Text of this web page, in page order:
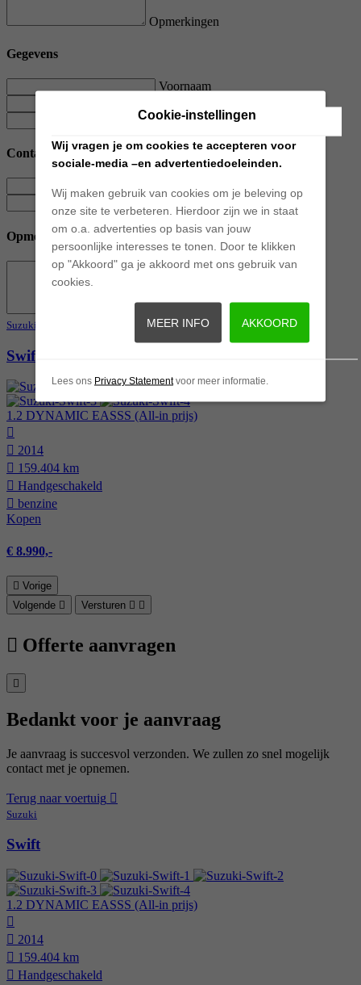
Opmerkingen
Gegevens
Voornaam
Achternaam
Contact
E-mailadres
Telefoonnummer
Opmerkingen
Suzuki
Swift
1.2 DYNAMIC EASSS (All-in prijs)
2014
159.404 km
Hand­geschakeld
benzine
Kopen
€ 8.990,-
Vorige
Volgende
Versturen
Offerte aanvragen
Bedankt voor je aanvraag
Je aanvraag is succesvol verzonden. We zullen zo snel mogelijk
contact met je opnemen.
Terug naar voertuig
Suzuki
Swift
1.2 DYNAMIC EASSS (All-in prijs)
2014
159.404 km
Hand­geschakeld
Cookie-instellingen
Wij vragen je om cookies te accepteren voor
sociale-media –en advertentiedoeleinden.
Wij maken gebruik van cookies om je beleving op
onze site te verbeteren. Hierdoor zijn we in staat
om o.a. advertenties op basis van jouw
persoonlijke interesses te tonen. Door te klikken
op "Akkoord" ga je akkoord met ons gebruik van
cookies.
AKKOORD
MEER INFO
Lees ons Privacy Statementvoor meer informatie.